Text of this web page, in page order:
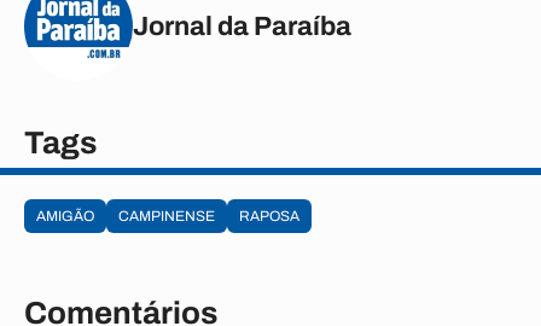
Jornal da Paraíba
Tags
AMIGÃO CAMPINENSE RAPOSA
Comentários